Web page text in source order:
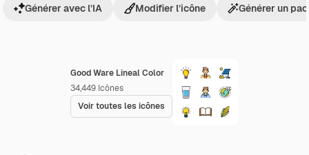
Good Ware Lineal Color
34,449 Icônes
Voir toutes les icônes
Générer avec l’IA Modifier l’icône Générer un